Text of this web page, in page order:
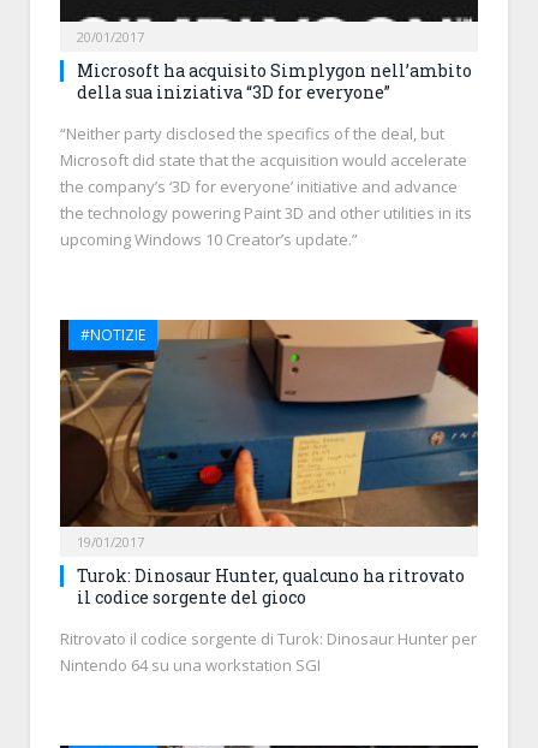
20/01/2017
Microsoft ha acquisito Simplygon nell’ambito
della sua iniziativa “3D for everyone”
“Neither party disclosed the specifics of the deal, but
Microsoft did state that the acquisition would accelerate
the company’s ‘3D for everyone’ initiative and advance
the technology powering Paint 3D and other utilities in its
upcoming Windows 10 Creator’s update.”
#NOTIZIE
19/01/2017
Turok: Dinosaur Hunter, qualcuno ha ritrovato
il codice sorgente del gioco
Ritrovato il codice sorgente di Turok: Dinosaur Hunter per
Nintendo 64 su una workstation SGI